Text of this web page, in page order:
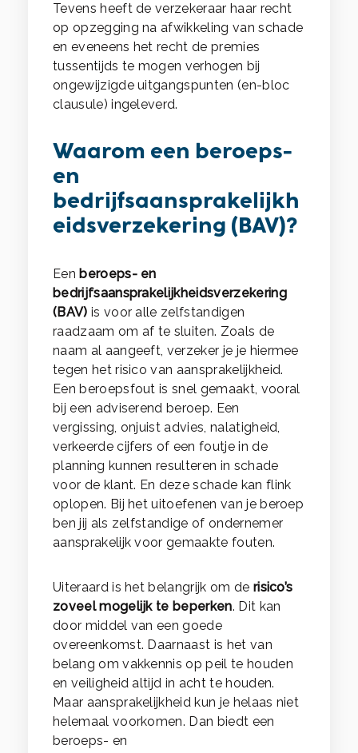
Tevens heeft de verzekeraar haar recht
op opzegging na afwikkeling van schade
en eveneens het recht de premies
tussentijds te mogen verhogen bij
ongewijzigde uitgangspunten (en-bloc
clausule) ingeleverd.
Waarom een beroeps-
en
bedrijfsaansprakelijkh
eidsverzekering (BAV)?
Eenberoeps- en
bedrijfsaansprakelijkheidsverzekering
(BAV) is voor alle zelfstandigen
raadzaam om af te sluiten. Zoals de
naam al aangeeft, verzeker je je hiermee
tegen het risico van aansprakelijkheid.
Een beroepsfout is snel gemaakt, vooral
bij een adviserend beroep. Een
vergissing, onjuist advies, nalatigheid,
verkeerde cijfers of een foutje in de
planning kunnen resulteren in schade
voor de klant. En deze schade kan flink
oplopen. Bij het uitoefenen van je beroep
ben jij als zelfstandige of ondernemer
aansprakelijk voor gemaakte fouten.
Uiteraard is het belangrijk om de risico’s
zoveel mogelijk te beperken. Dit kan
door middel van een goede
overeenkomst. Daarnaast is het van
belang om vakkennis op peil te houden
en veiligheid altijd in acht te houden.
Maar aansprakelijkheid kun je helaas niet
helemaal voorkomen. Dan biedt een
beroeps- en